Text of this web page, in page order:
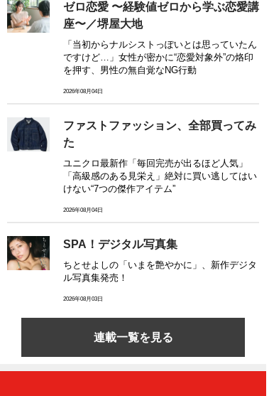
ゼロ恋愛 〜経験値ゼロから学ぶ恋愛講
座〜／堺屋大地
「当初からナルシストっぽいとは思っていたん
ですけど…」女性が密かに“恋愛対象外”の烙印
を押す、男性の無自覚なNG行動
2026年08月04日
ファストファッション、全部買ってみ
た
ユニクロ最新作「毎回完売が出るほど人気」
「高級感のある見栄え」絶対に買い逃してはい
けない“7つの傑作アイテム”
2026年08月04日
SPA！デジタル写真集
ちとせよしの「いまを艶やかに」、新作デジタ
ル写真集発売！
2026年08月03日
連載一覧を見る